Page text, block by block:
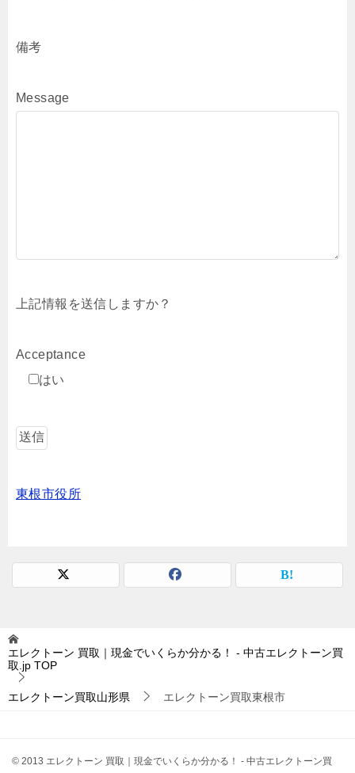
備考
Message
上記情報を送信しますか？
Acceptance
はい
東根市役所
エレクトーン 買取｜現金でいくらか分かる！ - 中古エレクトーン買
取.jp TOP
エレクトーン買取山形県 エレクトーン買取東根市
© 2013 エレクトーン 買取｜現金でいくらか分かる！ - 中古エレクトーン買